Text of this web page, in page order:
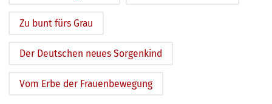
Zu bunt fürs Grau
Der Deutschen neues Sorgenkind
Vom Erbe der Frauenbewegung